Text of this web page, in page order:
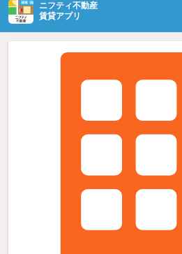
ニフティ不動産
賃貸アプリ